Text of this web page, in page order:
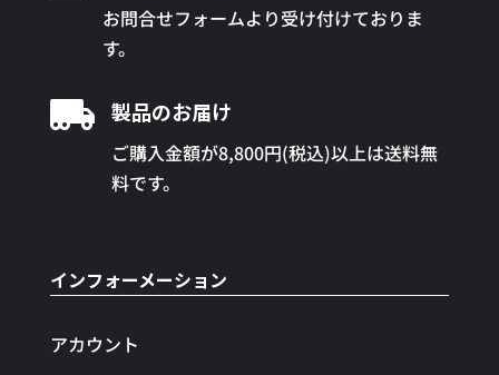
お問合せフォームより受け付けておりま
す。
 製品のお届け
ご購入金額が8,800円(税込)以上は送料無
料です。
インフォーメーション
アカウント